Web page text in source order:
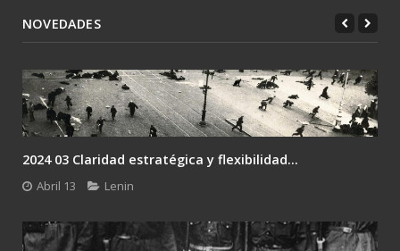
NOVEDADES
2024 03 Claridad estratégica y flexibilidad...
Abril 13 Lenin